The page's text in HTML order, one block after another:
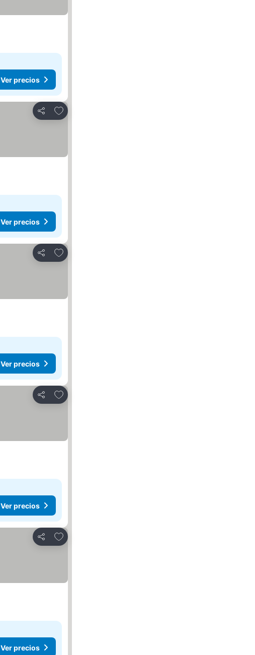
Ver precios
Compartir
Agregar a favoritos
Ver precios
Compartir
Agregar a favoritos
Ver precios
Compartir
Agregar a favoritos
Ver precios
Compartir
Agregar a favoritos
Ver precios